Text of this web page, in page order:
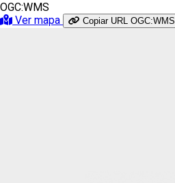
OGC:WMS
Ver mapa
Copiar URL OGC:WMS